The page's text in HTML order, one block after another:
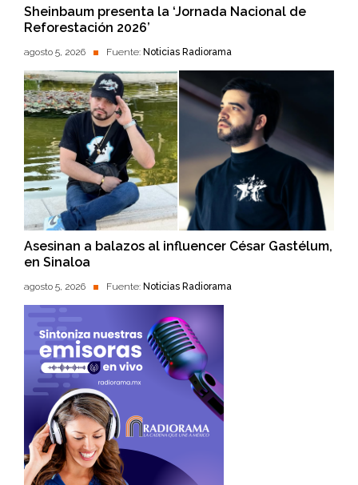
Sheinbaum presenta la ‘Jornada Nacional de
Reforestación 2026’
agosto 5, 2026 Fuente: Noticias Radiorama
Asesinan a balazos al influencer César Gastélum,
en Sinaloa
agosto 5, 2026 Fuente: Noticias Radiorama